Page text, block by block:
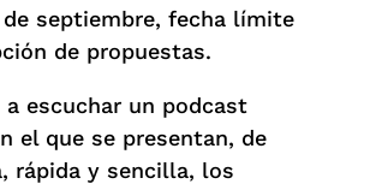
septiembre, fecha límite
de propuestas.
escuchar un podcast
el que se presentan, de
rápida y sencilla, los